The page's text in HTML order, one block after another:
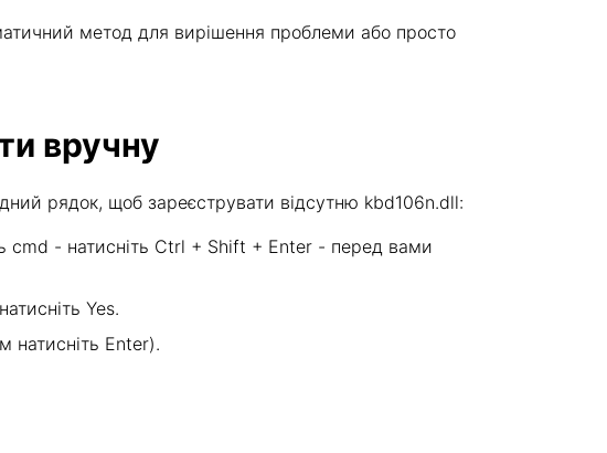
метод для вирішення проблеми або просто
вручну
рядок, щоб зареєструвати відсутню kbd106n.dll:
cmd - натисніть Ctrl + Shift + Enter - перед вами
Yes.
натисніть Enter).